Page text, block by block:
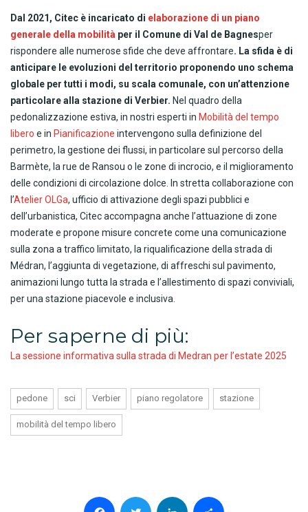
Dal 2021, Citec è incaricato di elaborazione di un piano
generale della mobilità per il Comune di Val de Bagnesper
rispondere alle numerose sfide che deve affrontare. La sfida è di
anticipare le evoluzioni del territorio proponendo uno schema
globale per tutti i modi, su scala comunale, con un’attenzione
particolare alla stazione di Verbier. Nel quadro della
pedonalizzazione estiva, in nostri esperti in Mobilità del tempo
libero e in Pianificazione intervengono sulla definizione del
perimetro, la gestione dei flussi, in particolare sul percorso della
Barmète, la rue de Ransou o le zone di incrocio, e il miglioramento
delle condizioni di circolazione dolce. In stretta collaborazione con
l’Atelier OLGa, ufficio di attivazione degli spazi pubblici e
dell’urbanistica, Citec accompagna anche l’attuazione di zone
moderate e propone misure concrete come una comunicazione
sulla zona a traffico limitato, la riqualificazione della strada di
Médran, l’aggiunta di vegetazione, di affreschi sul pavimento,
animazioni lungo tutta la strada e l’allestimento di spazi conviviali,
per una stazione piacevole e inclusiva.
Per saperne di più:
La sessione informativa sulla strada di Medran per l’estate 2025
pedone sci Verbier piano regolatore stazione
mobilità del tempo libero